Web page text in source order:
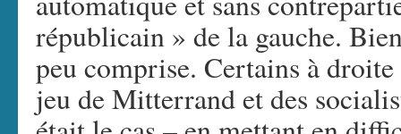
républicain » de la gauche.
peu comprise. Certains à
jeu de Mitterrand et des